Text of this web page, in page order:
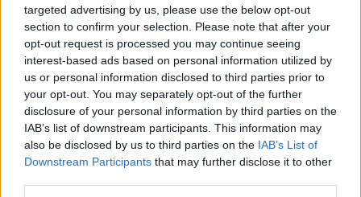
targeted advertising by us, please use the below opt-out
section to confirm your selection. Please note that after your
opt-out request is processed you may continue seeing
interest-based ads based on personal information utilized by
us or personal information disclosed to third parties prior to
your opt-out. You may separately opt-out of the further
disclosure of your personal information by third parties on the
IAB’s list of downstream participants. This information may
also be disclosed by us to third parties on the IAB’s List of
Downstream Participants that may further disclose it to other
Cerrar
Cómo llegar hasta aquí
Código de parada: 553
Cerrar
Localizar parada en el plano
Cómo llegar hasta aquí
Código de parada: 584
Cerrar
Próxima Guagua
Localizar parada en el plano
Cómo llegar hasta aquí
Código de parada: 179
Cerrar
Camino al Polvorín, 42
Próxima Guagua
Localizar parada en el plano
Cómo llegar hasta aquí
Código de parada: 181
Cerrar
Camino al Polvorín (Plaza del Sol Naciente)
Próxima Guagua
Localizar parada en el plano
Cómo llegar hasta aquí
Código de parada: 183
Cerrar
Batería de San Juan, 16
Próxima Guagua
Localizar parada en el plano
Cómo llegar hasta aquí
Código de parada: 185
Batería de San Juan, 48
Próxima Guagua
Localizar parada en el plano
Batería de San Juan
Próxima Guagua